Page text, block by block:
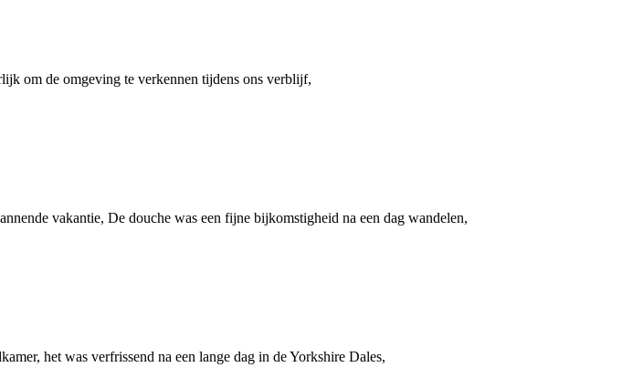
om de omgeving te verkennen tijdens ons verblijf,
vakantie, De douche was een fijne bijkomstigheid na een dag wandelen,
het was verfrissend na een lange dag in de Yorkshire Dales,